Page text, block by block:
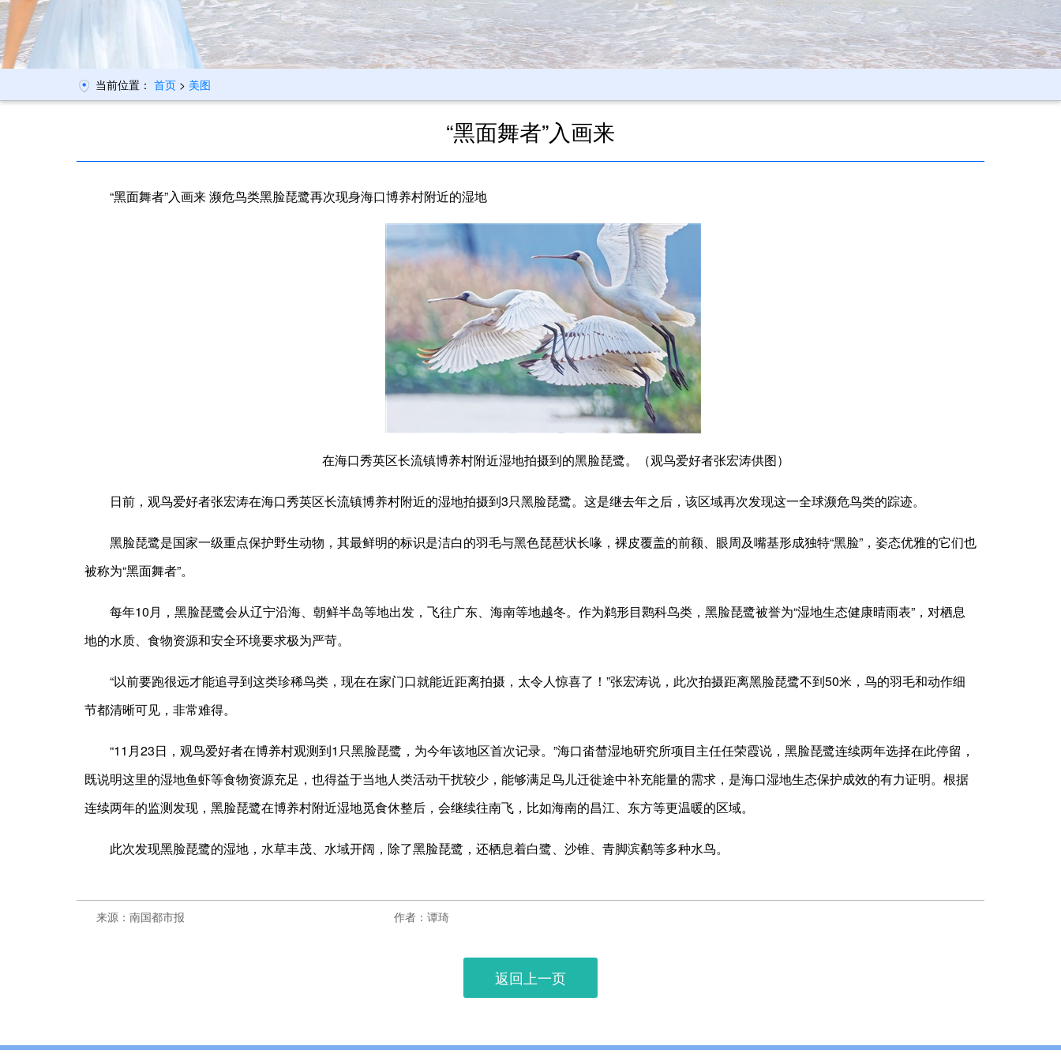
当前位置： 首页 > 美图
“黑面舞者”入画来
“黑面舞者”入画来濒危鸟类黑脸琵鹭再次现身海口博养村附近的湿地
在海口秀英区长流镇博养村附近湿地拍摄到的黑脸琵鹭。（观鸟爱好者张宏涛供图）
日前，观鸟爱好者张宏涛在海口秀英区长流镇博养村附近的湿地拍摄到3只黑脸琵鹭。这是继去年之后，该区域再次发现这一全球濒危鸟类的踪迹。
黑脸琵鹭是国家一级重点保护野生动物，其最鲜明的标识是洁白的羽毛与黑色琵琶状长喙，裸皮覆盖的前额、眼周及嘴基形成独特“黑脸”，姿态优雅的它们也
被称为“黑面舞者”。
每年10月，黑脸琵鹭会从辽宁沿海、朝鲜半岛等地出发，飞往广东、海南等地越冬。作为鹈形目鹮科鸟类，黑脸琵鹭被誉为“湿地生态健康晴雨表”，对栖息
地的水质、食物资源和安全环境要求极为严苛。
“以前要跑很远才能追寻到这类珍稀鸟类，现在在家门口就能近距离拍摄，太令人惊喜了！”张宏涛说，此次拍摄距离黑脸琵鹭不到50米，鸟的羽毛和动作细
节都清晰可见，非常难得。
“11月23日，观鸟爱好者在博养村观测到1只黑脸琵鹭，为今年该地区首次记录。”海口畓榃湿地研究所项目主任任荣霞说，黑脸琵鹭连续两年选择在此停留，
既说明这里的湿地鱼虾等食物资源充足，也得益于当地人类活动干扰较少，能够满足鸟儿迁徙途中补充能量的需求，是海口湿地生态保护成效的有力证明。根据
连续两年的监测发现，黑脸琵鹭在博养村附近湿地觅食休整后，会继续往南飞，比如海南的昌江、东方等更温暖的区域。
此次发现黑脸琵鹭的湿地，水草丰茂、水域开阔，除了黑脸琵鹭，还栖息着白鹭、沙锥、青脚滨鹬等多种水鸟。
来源：南国都市报 作者：谭琦
返回上一页